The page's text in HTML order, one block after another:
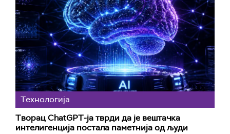
Технологијa
Творац ChatGPT-ја тврди да је вештачка
интелигенција постала паметнија од људи